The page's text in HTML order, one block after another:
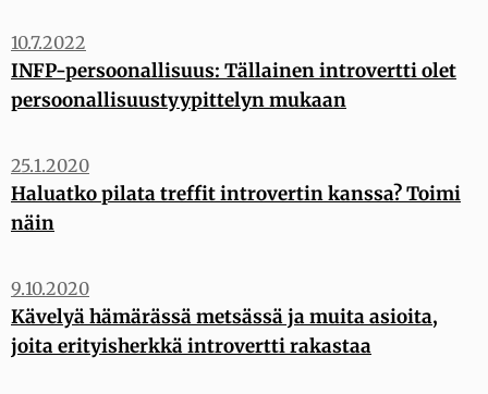
INFP-persoonallisuus: Tällainen introvertti olet
persoonallisuustyypittelyn mukaan
10.7.2022
Haluatko pilata treffit introvertin kanssa? Toimi
näin
25.1.2020
Kävelyä hämärässä metsässä ja muita asioita,
joita erityisherkkä introvertti rakastaa
9.10.2020